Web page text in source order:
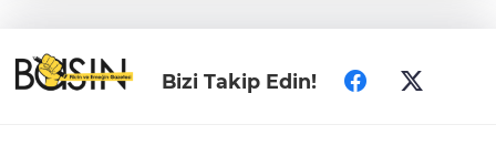
Fındık alım fiyatları açıklandı... Alımlar 24
Ağustos'ta başlıyor
Bizi Takip Edin!